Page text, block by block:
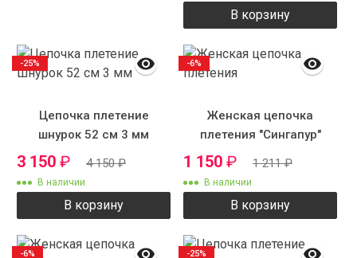
В корзину
Цепочка плетение
шнурок 52 см 3 мм
3 150 ₽ 4 150₽
В наличии
В корзину
-25%
Женская цепочка
плетения "Сингапур"
1 150 ₽ 1 211₽
В наличии
В корзину
-6%
-6% -25%